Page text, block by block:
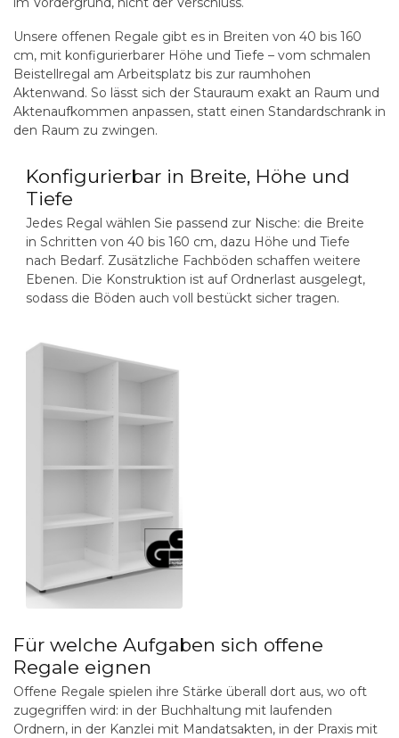
Unsere offenen Regale gibt es in Breiten von 40 bis 160
cm, mit konfigurierbarer Höhe und Tiefe – vom schmalen
Beistellregal am Arbeitsplatz bis zur raumhohen
Aktenwand. So lässt sich der Stauraum exakt an Raum und
Aktenaufkommen anpassen, statt einen Standardschrank in
den Raum zu zwingen.
Konfigurierbar in Breite, Höhe und
Tiefe
Jedes Regal wählen Sie passend zur Nische: die Breite
in Schritten von 40 bis 160 cm, dazu Höhe und Tiefe
nach Bedarf. Zusätzliche Fachböden schaffen weitere
Ebenen. Die Konstruktion ist auf Ordnerlast ausgelegt,
sodass die Böden auch voll bestückt sicher tragen.
Für welche Aufgaben sich offene
Regale eignen
Offene Regale spielen ihre Stärke überall dort aus, wo oft
zugegriffen wird: in der Buchhaltung mit laufenden
Ordnern, in der Kanzlei mit Mandatsakten, in der Praxis mit